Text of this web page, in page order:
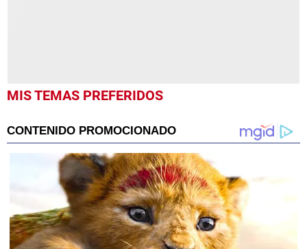
MIS TEMAS PREFERIDOS